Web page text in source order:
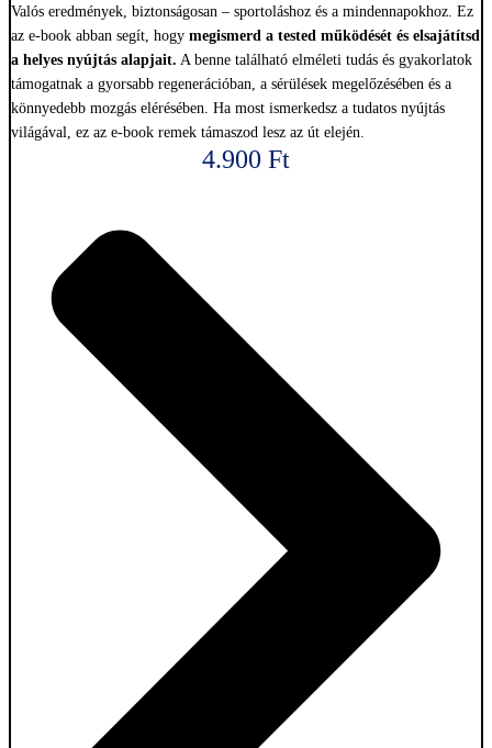
Valós eredmények, biztonságosan – sportoláshoz és a mindennapokhoz. Ez
az e-book abban segít, hogy megismerd a tested működését és elsajátítsd
a helyes nyújtás alapjait. A benne található elméleti tudás és gyakorlatok
támogatnak a gyorsabb regenerációban, a sérülések megelőzésében és a
könnyedebb mozgás elérésében. Ha most ismerkedsz a tudatos nyújtás
világával, ez az e-book remek támaszod lesz az út elején.
4.900 Ft